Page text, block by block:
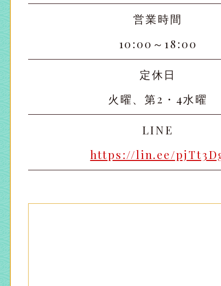
太田店
太田店
営業時間
10:00～18:00
定休日
火曜、第2・4水曜
LINE
https://lin.ee/